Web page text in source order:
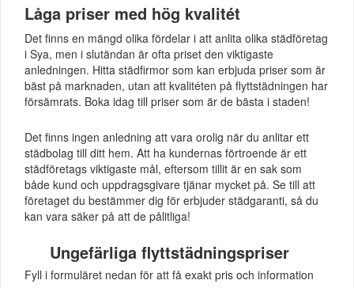
Låga priser med hög kvalitét
Det finns en mängd olika fördelar i att anlita olika städföretag
i Sya, men i slutändan är ofta priset den viktigaste
anledningen. Hitta städfirmor som kan erbjuda priser som är
bäst på marknaden, utan att kvalitéten på flyttstädningen har
försämrats. Boka idag till priser som är de bästa i staden!
Det finns ingen anledning att vara orolig när du anlitar ett
städbolag till ditt hem. Att ha kundernas förtroende är ett
städföretags viktigaste mål, eftersom tillit är en sak som
både kund och uppdragsgivare tjänar mycket på. Se till att
företaget du bestämmer dig för erbjuder städgaranti, så du
kan vara säker på att de pålitliga!
Ungefärliga flyttstädningspriser
Fyll i formuläret nedan för att få exakt pris och information